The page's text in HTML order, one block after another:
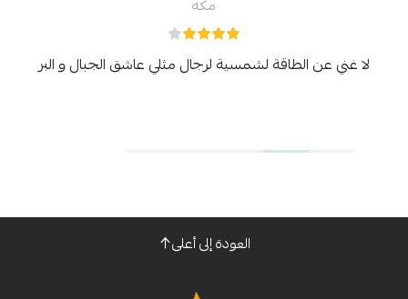
مكه
لا غني عن الطاقة لشمسية لرجال مثلي عاشق الجبال و البر
العودة إلى أعلى